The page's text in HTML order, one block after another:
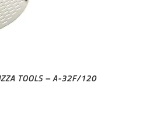
TOOLS – A-32F/120